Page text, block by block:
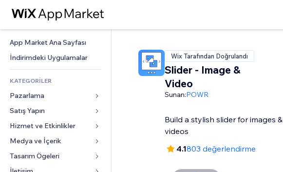
App Market Ana Sayfası
İndirimdeki Uygulamalar
KATEGORİLER
Pazarlama
Reklamlar
Mobil
Site Analizleri
Sosyal Ağ
Satış Yapın
Mağazalar için uygulamalar
Gönderim ve Teslimat
Satış Düğmeleri
Hizmet ve Etkinlikler
Oteller
Etkinlikler
Restoranlar
Medya ve İçerik
Galeri
Müzik
Tasarım Ögeleri
Haritalar ve Navigasyon
Wix Tarafından Doğrulandı
Slider - Image &
Video
Sunan:POWR
Build a stylish slider for images &
videos
4.1803 değerlendirme